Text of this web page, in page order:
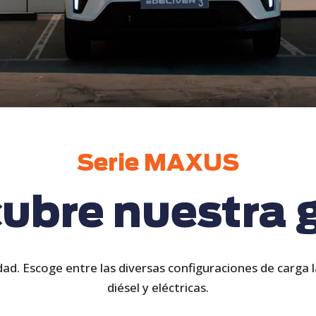
Serie MAXUS
nuestra
Escoge entre las diversas configuraciones de
diésel y eléctricas.